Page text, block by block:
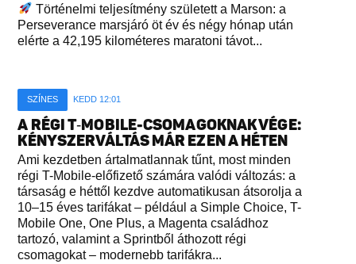
Történelmi teljesítmény született a Marson: a
Perseverance marsjáró öt év és négy hónap után
elérte a 42,195 kilométeres maratoni távot...
SZÍNES KEDD 12:01
A RÉGI T‑MOBILE-CSOMAGOKNAK VÉGE:
KÉNYSZERVÁLTÁS MÁR EZEN A HÉTEN
Ami kezdetben ártalmatlannak tűnt, most minden
régi T-Mobile-előfizető számára valódi változás: a
társaság e héttől kezdve automatikusan átsorolja a
10–15 éves tarifákat – például a Simple Choice, T-
Mobile One, One Plus, a Magenta családhoz
tartozó, valamint a Sprintből áthozott régi
csomagokat – modernebb tarifákra...